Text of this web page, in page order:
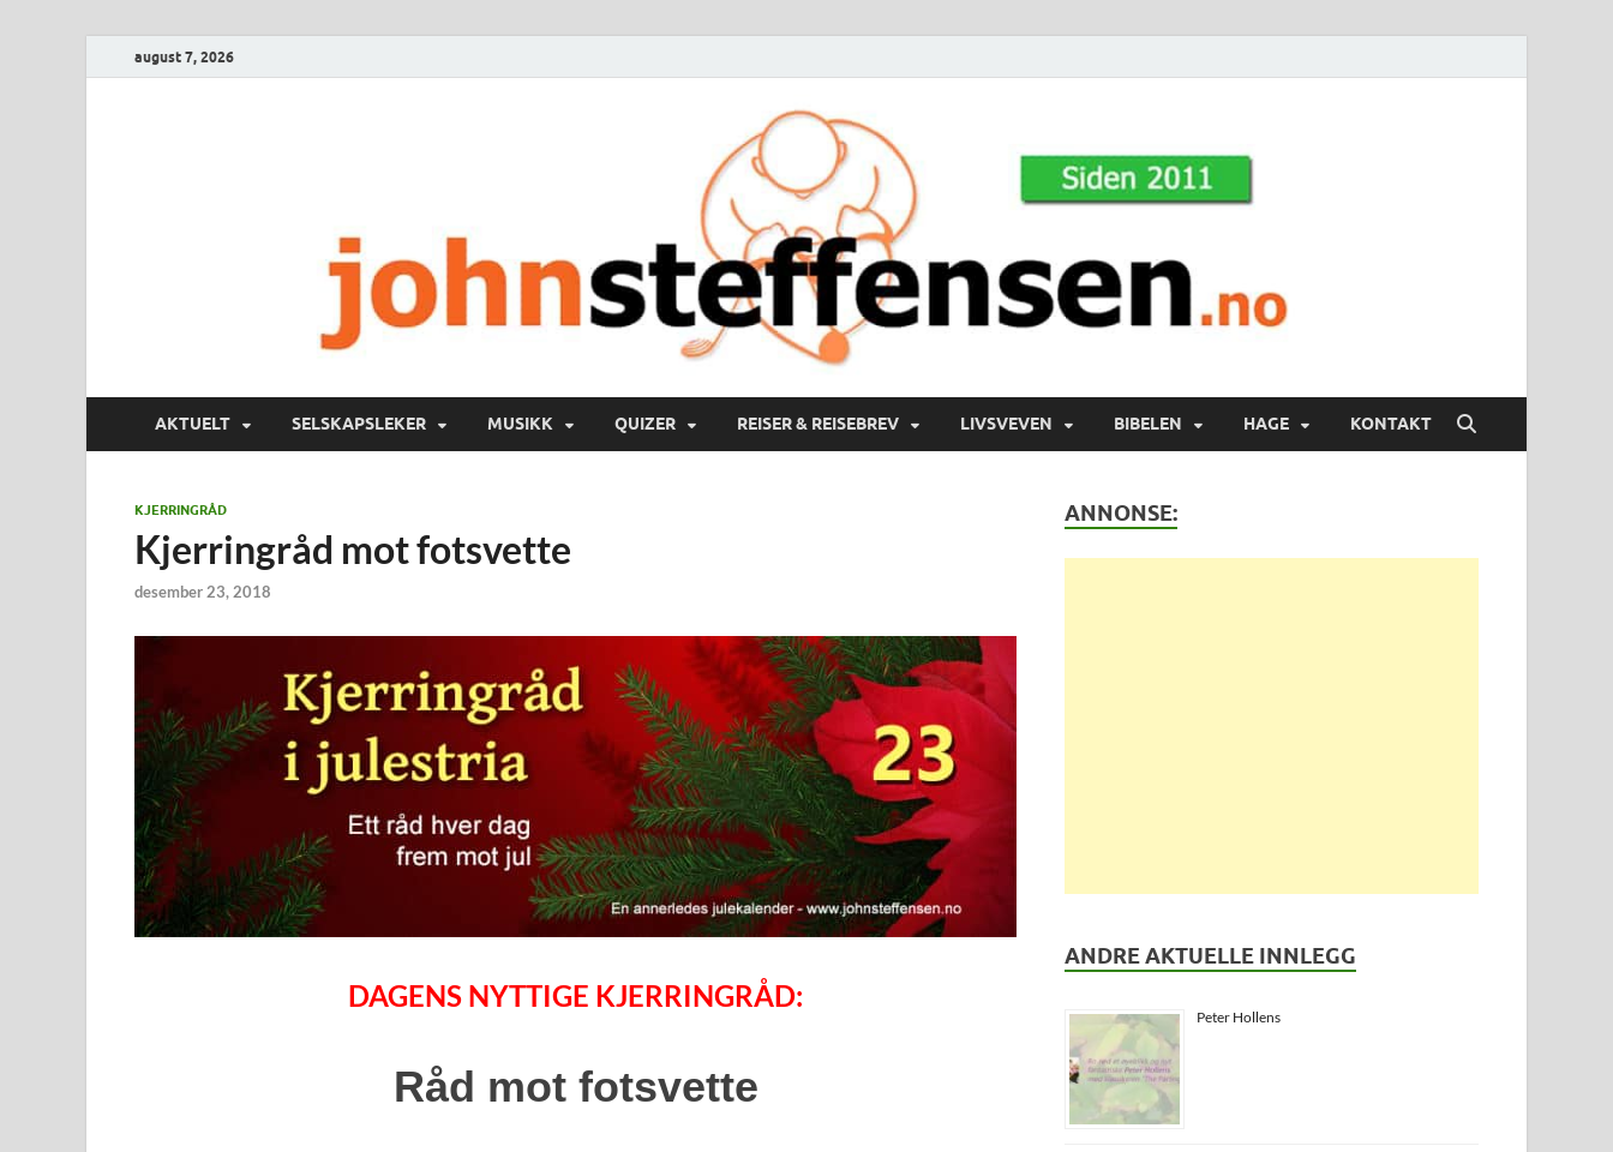
august 7, 2026
AKTUELT SELSKAPSLEKER MUSIKK QUIZER REISER & REISEBREV LIVSVEVEN BIBELEN HAGE KONTAKT
KJERRINGRÅD
Kjerringråd mot fotsvette
desember 23, 2018
DAGENS NYTTIGE KJERRINGRÅD:
Råd mot fotsvette
ANNONSE:
ANDRE AKTUELLE INNLEGG
Peter Hollens